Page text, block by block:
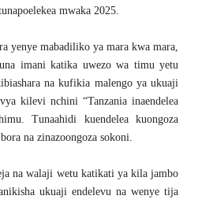
mwaka 2025.
yenye mabadiliko ya mara kwa mara,
imani katika uwezo wa timu yetu
na kufikia malengo ya ukuaji
kilevi nchini “Tanzania inaendelea
Tunaahidi kuendelea kuongoza
na zinazoongoza sokoni.
na walaji wetu katikati ya kila jambo
ukuaji endelevu na wenye tija